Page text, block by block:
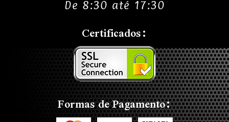
De 8:30 até 17:30
Certificados:
Formas de Pagamento: